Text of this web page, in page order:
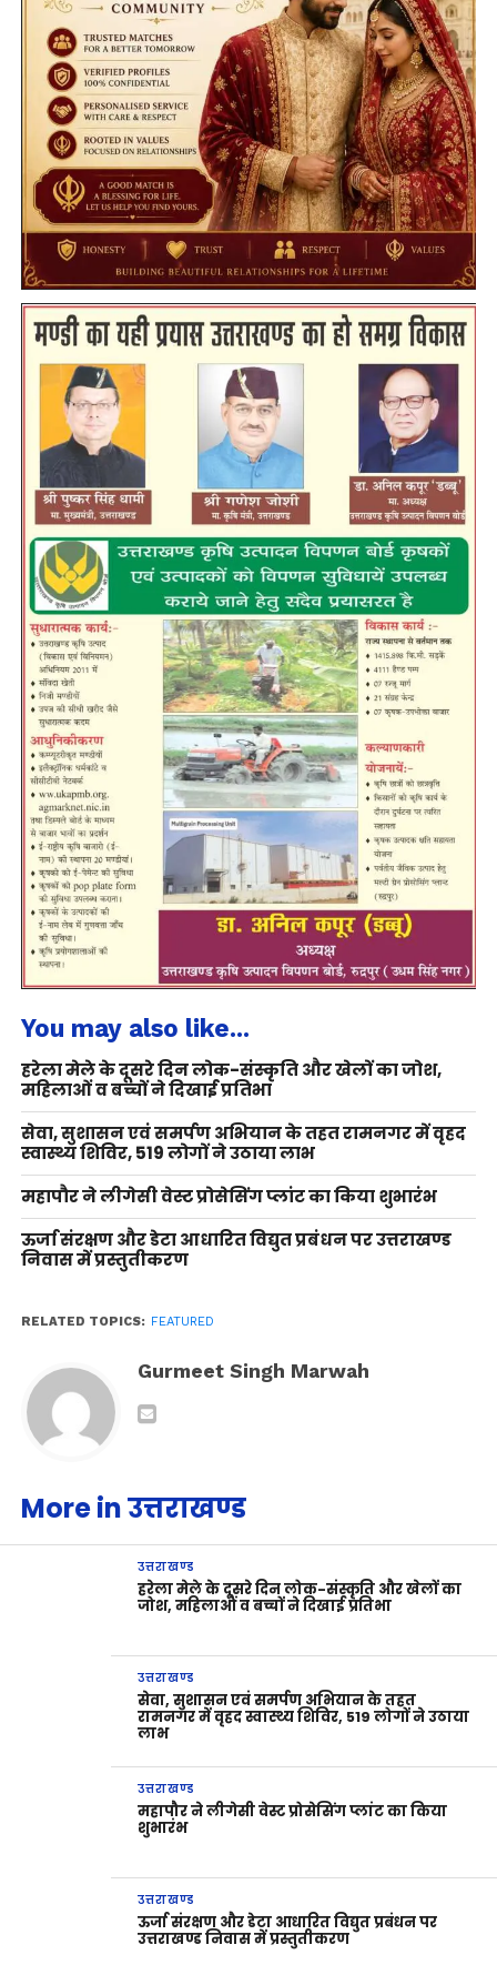
You may also like...
हरेला मेले के दूसरे दिन लोक-संस्कृति और खेलों का जोश,
महिलाओं व बच्चों ने दिखाई प्रतिभा
सेवा, सुशासन एवं समर्पण अभियान के तहत रामनगर में वृहद
स्वास्थ्य शिविर, 519 लोगों ने उठाया लाभ
महापौर ने लीगेसी वेस्ट प्रोसेसिंग प्लांट का किया शुभारंभ
ऊर्जा संरक्षण और डेटा आधारित विद्युत प्रबंधन पर उत्तराखण्ड
निवास में प्रस्तुतीकरण
RELATED TOPICS: FEATURED
Gurmeet Singh Marwah
More in उत्तराखण्ड
उत्तराखण्ड
हरेला मेले के दूसरे दिन लोक-संस्कृति और खेलों का
जोश, महिलाओं व बच्चों ने दिखाई प्रतिभा
उत्तराखण्ड
सेवा, सुशासन एवं समर्पण अभियान के तहत
रामनगर में वृहद स्वास्थ्य शिविर, 519 लोगों ने उठाया
लाभ
उत्तराखण्ड
महापौर ने लीगेसी वेस्ट प्रोसेसिंग प्लांट का किया
शुभारंभ
उत्तराखण्ड
ऊर्जा संरक्षण और डेटा आधारित विद्युत प्रबंधन पर
उत्तराखण्ड निवास में प्रस्तुतीकरण